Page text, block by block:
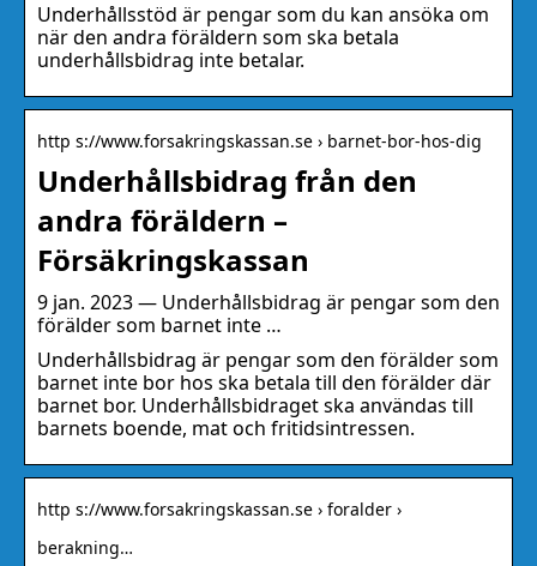
Underhållsstöd är pengar som du kan ansöka om
när den andra föräldern som ska betala
underhållsbidrag inte betalar.
http s://www.forsakringskassan.se › barnet-bor-hos-dig
Underhållsbidrag från den
andra föräldern –
Försäkringskassan
9 jan. 2023 — Underhållsbidrag är pengar som den
förälder som barnet inte …
Underhållsbidrag är pengar som den förälder som
barnet inte bor hos ska betala till den förälder där
barnet bor. Underhållsbidraget ska användas till
barnets boende, mat och fritidsintressen.
http s://www.forsakringskassan.se › foralder ›
berakning…